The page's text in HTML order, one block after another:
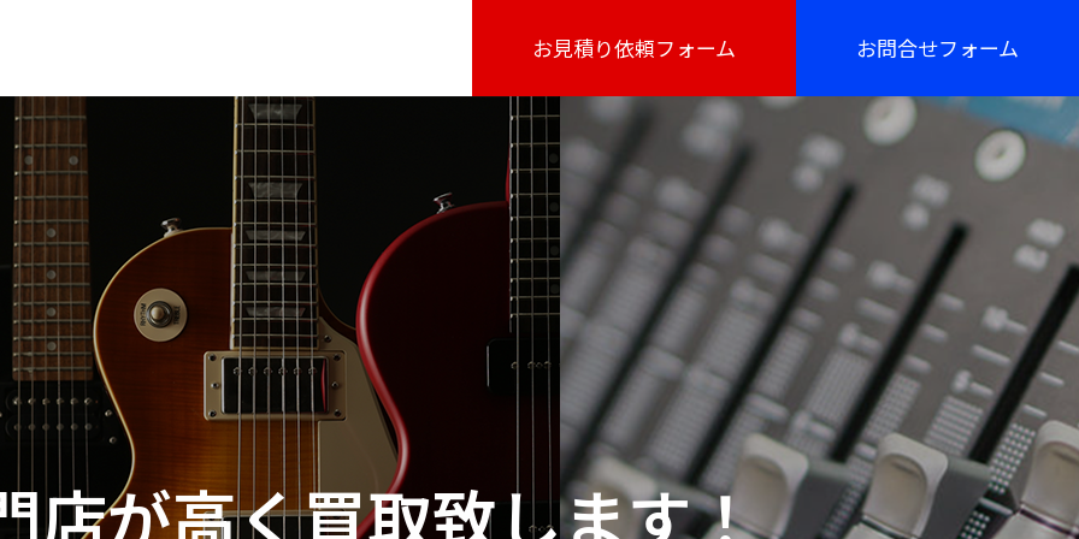
お見積り依頼フォーム お問合せフォーム
店が高く買取致します！